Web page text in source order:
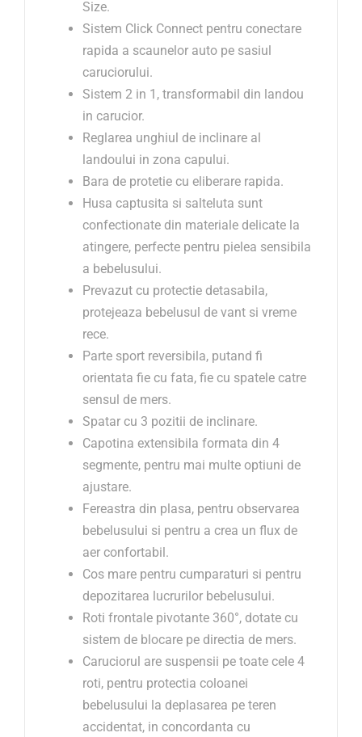
Size.
Sistem Click Connect pentru conectare
rapida a scaunelor auto pe sasiul
caruciorului.
Sistem 2 in 1, transformabil din landou
in carucior.
Reglarea unghiul de inclinare al
landoului in zona capului.
Bara de protetie cu eliberare rapida.
Husa captusita si salteluta sunt
confectionate din materiale delicate la
atingere, perfecte pentru pielea sensibila
a bebelusului.
Prevazut cu protectie detasabila,
protejeaza bebelusul de vant si vreme
rece.
Parte sport reversibila, putand fi
orientata fie cu fata, fie cu spatele catre
sensul de mers.
Spatar cu 3 pozitii de inclinare.
Capotina extensibila formata din 4
segmente, pentru mai multe optiuni de
ajustare.
Fereastra din plasa, pentru observarea
bebelusului si pentru a crea un flux de
aer confortabil.
Cos mare pentru cumparaturi si pentru
depozitarea lucrurilor bebelusului.
Roti frontale pivotante 360°, dotate cu
sistem de blocare pe directia de mers.
Caruciorul are suspensii pe toate cele 4
roti, pentru protectia coloanei
bebelusului la deplasarea pe teren
accidentat, in concordanta cu